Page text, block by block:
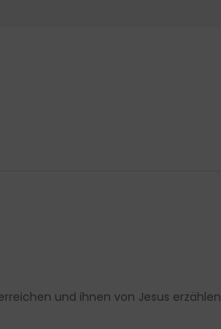
und ihnen von Jesus erzählen